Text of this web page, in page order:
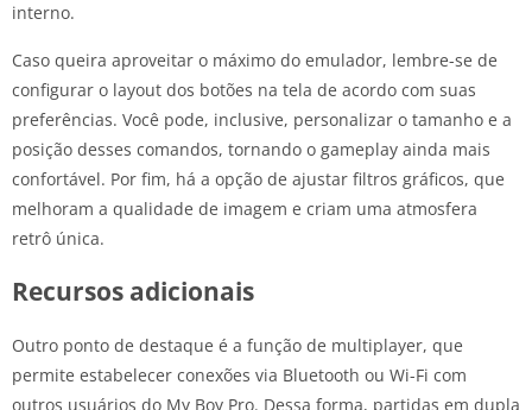
interno.
Caso queira aproveitar o máximo do emulador, lembre-se de
configurar o layout dos botões na tela de acordo com suas
preferências. Você pode, inclusive, personalizar o tamanho e a
posição desses comandos, tornando o gameplay ainda mais
confortável. Por fim, há a opção de ajustar filtros gráficos, que
melhoram a qualidade de imagem e criam uma atmosfera
retrô única.
Recursos adicionais
Outro ponto de destaque é a função de multiplayer, que
permite estabelecer conexões via Bluetooth ou Wi-Fi com
outros usuários do My Boy Pro. Dessa forma, partidas em dupla